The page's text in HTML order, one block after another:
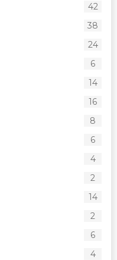
42
38
24
6
14
16
8
6
4
2
14
2
6
4